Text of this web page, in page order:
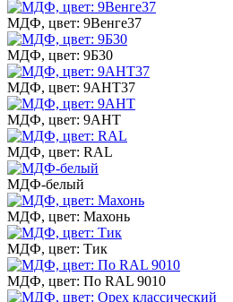
МДФ, цвет: 9Венге37
МДФ, цвет: 9Б30
МДФ, цвет: 9АНТ37
МДФ, цвет: 9АНТ
МДФ, цвет: RAL
МДФ-белый
МДФ, цвет: Махонь
МДФ, цвет: Тик
МДФ, цвет: По RAL 9010